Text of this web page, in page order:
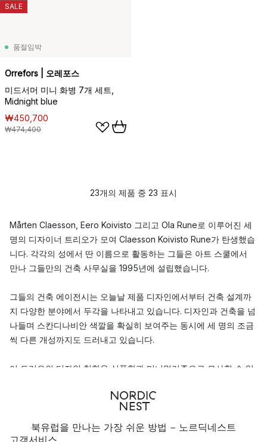
품절임박
Orrefors | 오레포스
미드서머 미니 화병 7개 세트,
Midnight blue
₩450,700
₩474,400
SALE
23개의 제품 중 23 표시
Mårten Claesson, Eero Koivisto 그리고 Ola Rune로 이루어진 세
명의 디자이너 트리오가 모여 Claesson Koivisto Rune가 탄생했습
니다. 각각의 성에서 딴 이름으로 활동하는 그들은 아트 스쿨에서
만나 그들만의 건축 사무실을 1995년에 설립했습니다.
그들의 건축 에이전시는 오늘날 제품 디자인에서부터 건축 설계까
지 다양한 분야에서 두각을 나타내고 있습니다. 디자인과 건축을 넘
나들며 스칸디나비안 색깔을 확실히 보여주는 동시에 세 명의 조금
씩 다른 개성까지도 드러내고 있습니다.
이 트리오의 디자인 철학은 심플함과 미니멀리즘으로 묘사할 수 있
디자인 어워드와 올해의 디자이너 상 등 60개가 넘는 상을 수상했
북유럽을 만나는 가장 쉬운 방법 - 노르딕네스트
고객서비스